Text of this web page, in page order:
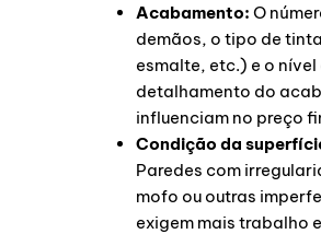
Acabamento: O
demãos, o tipo de
esmalte, etc.) e o nível
detalhamento do
influenciam no preço
Condição da
Paredes com
mofo ou outras
exigem mais trabalho